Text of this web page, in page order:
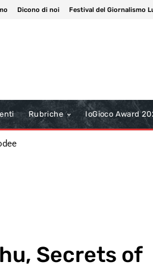
Dicono di noi Festival del Giornalismo
Rubriche IoGioco Award
Secrets of